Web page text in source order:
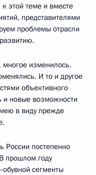
этой теме и вместе
представителями
проблемы отрасли
изменилось.
И то и другое
объективного
и новые возможности
в виду прежде
России постепенно
прошлом году
сегменты